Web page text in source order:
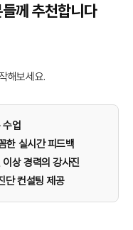
께 추천합니다
해보세요.
수업
한 실시간 피드백
상 경력의 강사진
단 컨설팅 제공